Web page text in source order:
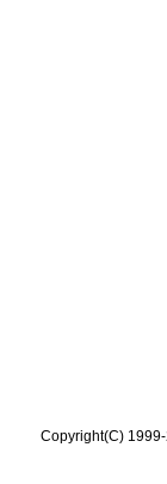
Copyright(C)